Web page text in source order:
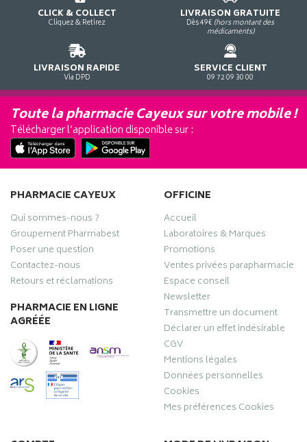
CLICK & COLLECT
Cliquez & Retirez
LIVRAISON GRATUITE
Dès 49€ (hors montant des
médicaments)
LIVRAISON RAPIDE
Via DPD
SERVICE CLIENT
09 72 09 30 00
Toute la pharmacie Cayeux sur votre mobile !
Télécharger l’application disponible sur :
PHARMACIE CAYEUX
Qui sommes-nous ?
Groupement Pharmabest
Poser une question
Contactez-nous
Retours et réclamations
PHARMACIE EN LIGNE
AGRÉÉE
OFFICINE
Accueil
Laboratoires & Marques
Promotions
Ventes privées parapharmacie
Espace conseil
Newsletter
Transmettre un document
Déclarer un effet indésirable
CGV
Mentions légales
Données personnelles
Cookies
Mes préférences Cookies